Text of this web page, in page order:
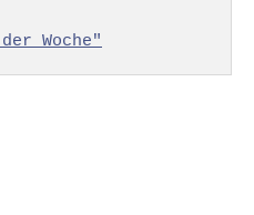
Woche"